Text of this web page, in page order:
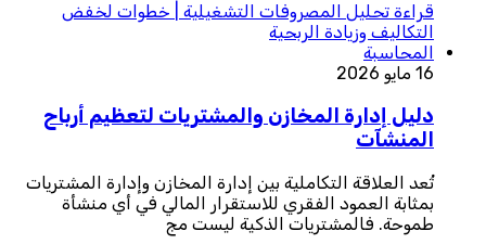
قراءة تحليل المصروفات التشغيلية | خطوات لخفض
التكاليف وزيادة الربحية
المحاسبة
16 مايو 2026
دليل إدارة المخازن والمشتريات لتعظيم أرباح
المنشآت
تُعد العلاقة التكاملية بين إدارة المخازن وإدارة المشتريات
بمثابة العمود الفقري للاستقرار المالي في أي منشأة
طموحة. فالمشتريات الذكية ليست مج